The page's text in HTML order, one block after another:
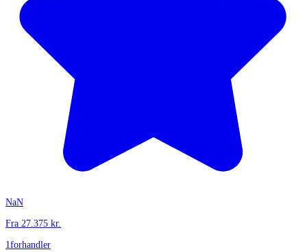
NaN
Fra 27.375 kr.
1 forhandler